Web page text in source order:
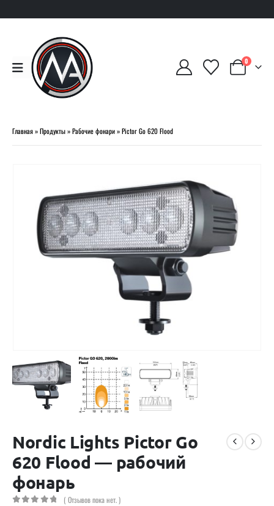
0
Главная»Продукты»Рабочие фонари»Pictor Go 620 Flood
Nordic Lights Pictor Go
620 Flood — рабочий
фонарь
( Отзывов пока нет. )